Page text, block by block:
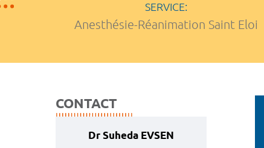
SERVICE:
Anesthésie-Réanimation Saint Eloi
CONTACT
Dr Suheda EVSEN